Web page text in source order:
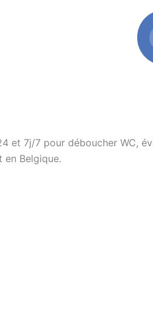
et 7j/7 pour déboucher WC,
Belgique.